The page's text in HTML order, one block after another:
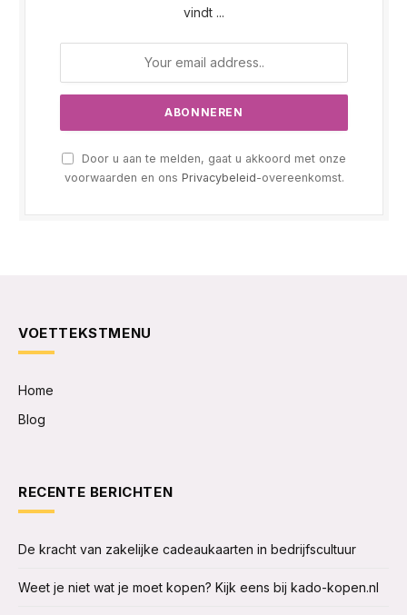
vindt ...
Door u aan te melden, gaat u akkoord met onze
voorwaarden en ons Privacybeleid-overeenkomst.
VOETTEKSTMENU
Home
Blog
RECENTE BERICHTEN
De kracht van zakelijke cadeaukaarten in bedrijfscultuur
Weet je niet wat je moet kopen? Kijk eens bij kado-kopen.nl